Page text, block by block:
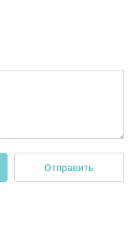
Отправить